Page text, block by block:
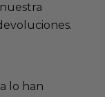
lo han